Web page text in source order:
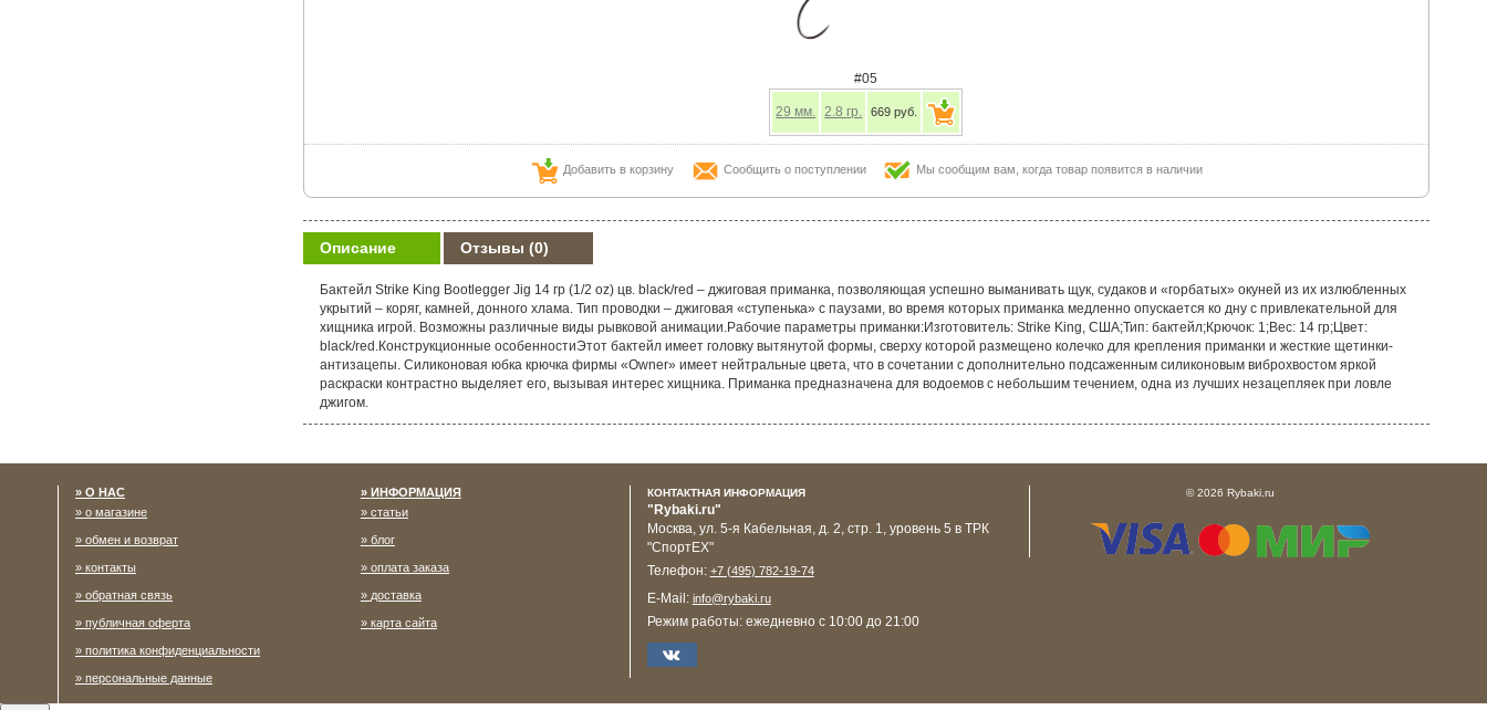
#05
29 мм. 2.8 гр. 669 руб.
Добавить в корзину Сообщить о поступлении Мы сообщим вам, когда товар появится в наличии
Описание Отзывы (0)
Бактейл Strike King Bootlegger Jig 14 гр (1/2 oz) цв. black/red – джиговая приманка, позволяющая успешно выманивать щук, судаков и «горбатых» окуней из их излюбленных
укрытий – коряг, камней, донного хлама. Тип проводки – джиговая «ступенька» с паузами, во время которых приманка медленно опускается ко дну с привлекательной для
хищника игрой. Возможны различные виды рывковой анимации.Рабочие параметры приманки:Изготовитель: Strike King, США;Тип: бактейл;Крючок: 1;Вес: 14 гр;Цвет:
black/red.Конструкционные особенностиЭтот бактейл имеет головку вытянутой формы, сверху которой размещено колечко для крепления приманки и жесткие щетинки-
антизацепы. Силиконовая юбка крючка фирмы «Owner» имеет нейтральные цвета, что в сочетании с дополнительно подсаженным силиконовым виброхвостом яркой
раскраски контрастно выделяет его, вызывая интерес хищника. Приманка предназначена для водоемов с небольшим течением, одна из лучших незацепляек при ловле
джигом.
О НАС
о магазине
обмен и возврат
контакты
обратная связь
публичная оферта
политика конфиденциальности
персональные данные
ИНФОРМАЦИЯ
статьи
блог
оплата заказа
доставка
карта сайта
КОНТАКТНАЯ ИНФОРМАЦИЯ
"Rybaki.ru"
Москва ул. 5-я Кабельная, д. 2, стр. 1, уровень 5 в ТРК
"СпортЕХ"
Телефон: +7 (495) 782-19-74
E-Mail: info@rybaki.ru
Режим работы: ежедневно с 10:00 до 21:00
© 2026 Rybaki.ru